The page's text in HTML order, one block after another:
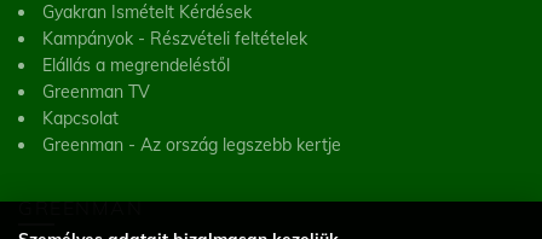
Gyakran Ismételt Kérdések
Kampányok - Részvételi feltételek
Elállás a megrendeléstől
Greenman TV
Kapcsolat
Greenman - Az ország legszebb kertje
GREENMAN